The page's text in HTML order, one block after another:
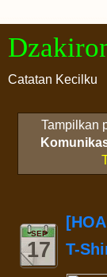
Catatan Kecilku
Tampilkan
SEP
17
T-